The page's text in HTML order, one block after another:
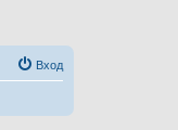
Вход